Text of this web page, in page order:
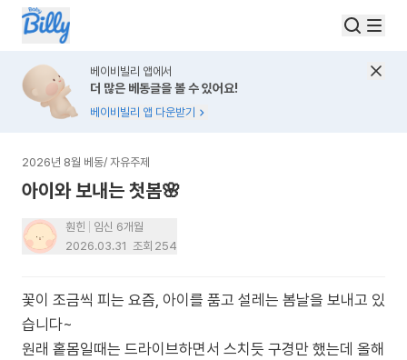
베이비빌리 앱에서
더 많은 베동글을 볼 수 있어요!
베이비빌리 앱 다운받기
2026년 8월 베동/ 자유주제
아이와 보내는 첫봄🌸
훤힌
임신 6개월
2026.03.31 조회 254
꽃이 조금씩 피는 요즘, 아이를 품고 설레는 봄날을 보내고 있
습니다~
원래 홑몸일때는 드라이브하면서 스치듯 구경만 했는데 올해